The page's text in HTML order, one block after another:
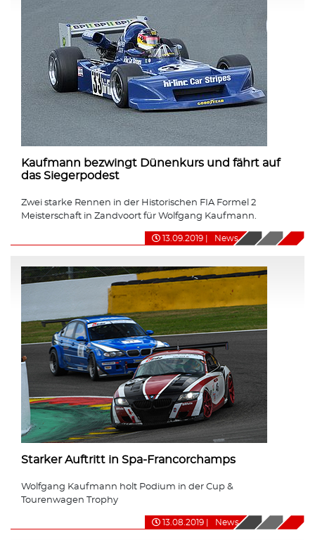
Kaufmann bezwingt Dünenkurs und fährt auf
das Siegerpodest
Zwei starke Rennen in der Historischen FIA Formel 2
Meisterschaft in Zandvoort für Wolfgang Kaufmann.
13.09.2019 News
Starker Auftritt in Spa-Francorchamps
Wolfgang Kaufmann holt Podium in der Cup &
Tourenwagen Trophy
13.08.2019 News